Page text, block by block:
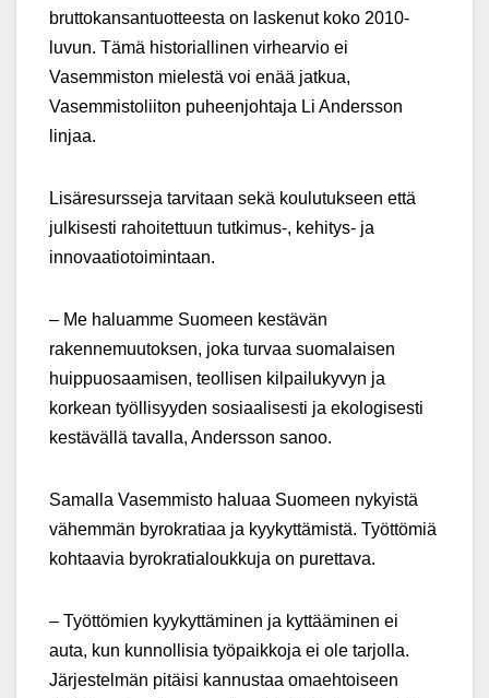
bruttokansantuotteesta on laskenut koko 2010-
luvun. Tämä historiallinen virhearvio ei
Vasemmiston mielestä voi enää jatkua,
Vasemmistoliiton puheenjohtaja Li Andersson
linjaa.
Lisäresursseja tarvitaan sekä koulutukseen että
julkisesti rahoitettuun tutkimus-, kehitys- ja
innovaatiotoimintaan.
– Me haluamme Suomeen kestävän
rakennemuutoksen, joka turvaa suomalaisen
huippuosaamisen, teollisen kilpailukyvyn ja
korkean työllisyyden sosiaalisesti ja ekologisesti
kestävällä tavalla, Andersson sanoo.
Samalla Vasemmisto haluaa Suomeen nykyistä
vähemmän byrokratiaa ja kyykyttämistä. Työttömiä
kohtaavia byrokratialoukkuja on purettava.
– Työttömien kyykyttäminen ja kyttääminen ei
auta, kun kunnollisia työpaikkoja ei ole tarjolla.
Järjestelmän pitäisi kannustaa omaehtoiseen